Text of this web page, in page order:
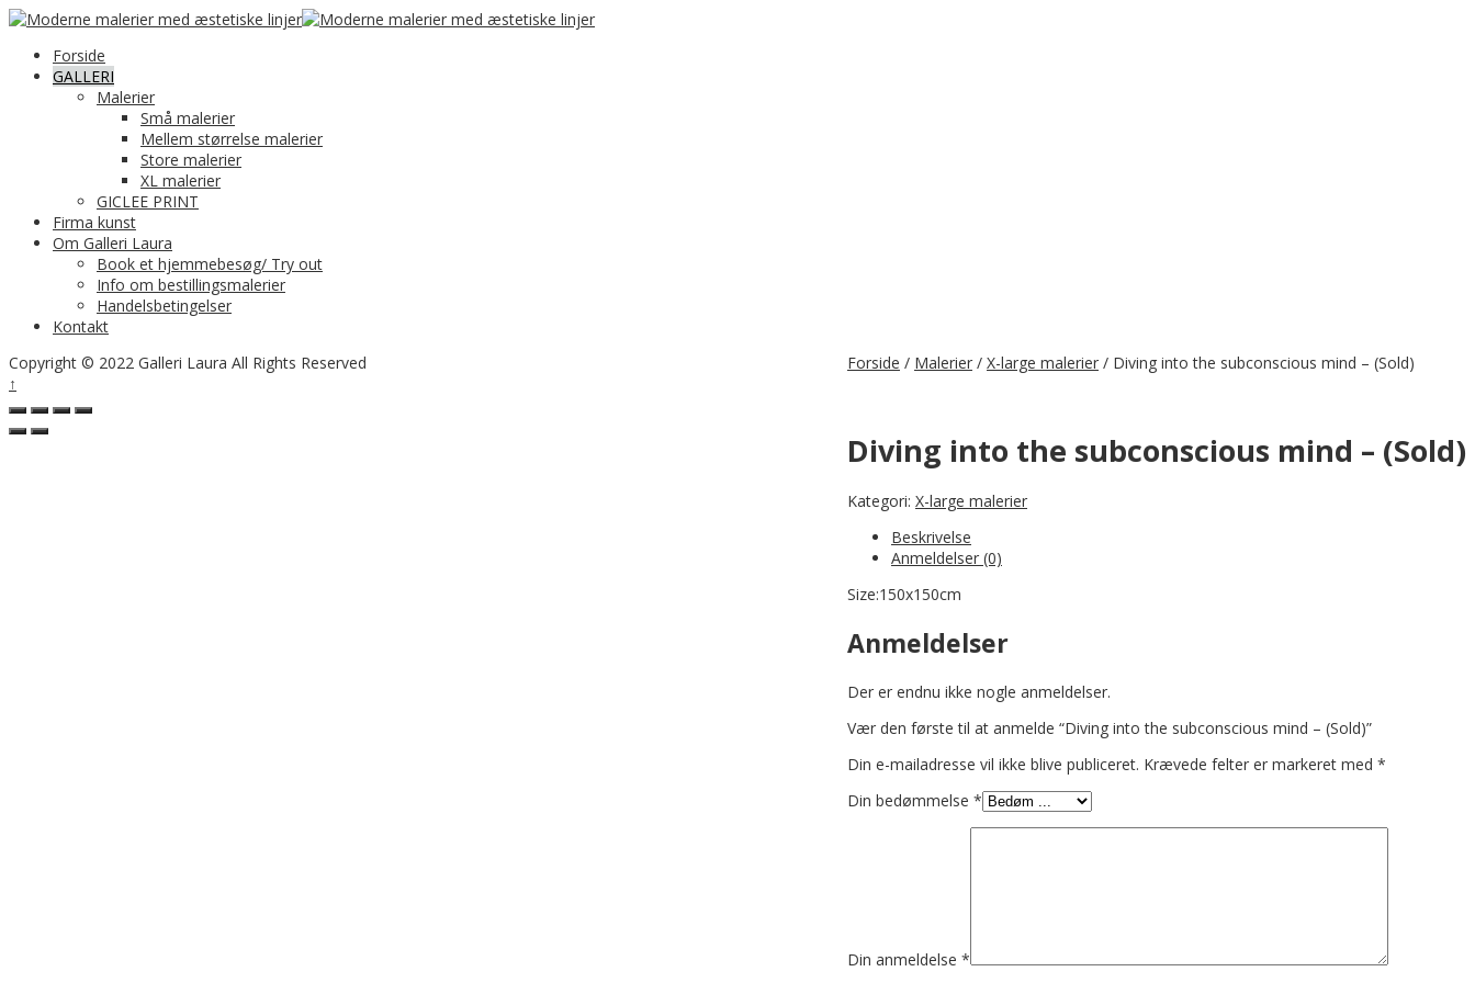
Forside
GALLERI
Malerier
Små malerier
Mellem størrelse malerier
Store malerier
XL malerier
GICLEE PRINT
Firma kunst
Om Galleri Laura
Book et hjemmebesøg/ Try out
Info om bestillingsmalerier
Handelsbetingelser
Kontakt
Forside / Malerier / X-large malerier / Diving into the subconscious mind – (Sold)
Diving into the subconscious mind – (Sold)
Kategori: X-large malerier
Beskrivelse
Anmeldelser (0)
Size:150x150cm
Anmeldelser
Der er endnu ikke nogle anmeldelser.
Vær den første til at anmelde “Diving into the subconscious mind – (Sold)”
Din e-mailadresse vil ikke blive publiceret. Krævede felter er markeret med *
Din bedømmelse *
Din anmeldelse *
Copyright © 2022 Galleri Laura All Rights Reserved
↑